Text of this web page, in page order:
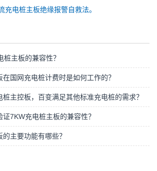
充电桩主板绝缘报警自救法。
主板的兼容性？
在国网充电桩计费时是如何工作的？
主控板，百变满足其他标准充电桩的需求？
7KW充电桩主板的兼容性？
主要功能有哪些？